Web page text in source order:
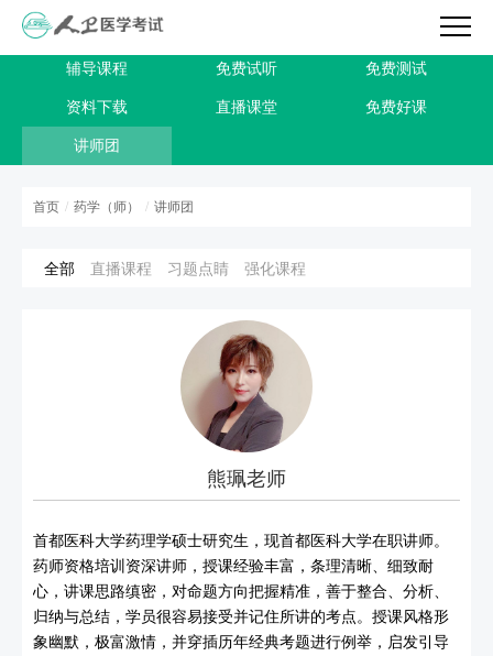
辅导课程 免费试听 免费测试
资料下载 直播课堂 免费好课
讲师团
首页 / 药学（师） / 讲师团
全部 直播课程 习题点睛 强化课程
熊珮老师
首都医科大学药理学硕士研究生，现首都医科大学在职讲师。
药师资格培训资深讲师，授课经验丰富，条理清晰、细致耐
心，讲课思路缜密，对命题方向把握精准，善于整合、分析、
归纳与总结，学员很容易接受并记住所讲的考点。授课风格形
象幽默，极富激情，并穿插历年经典考题进行例举，启发引导